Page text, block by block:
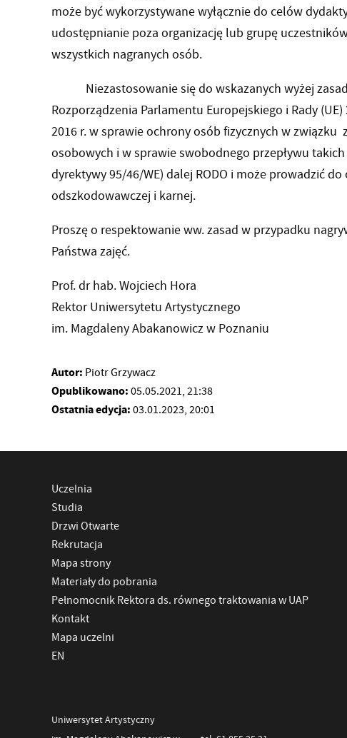
może być wykorzystywane wyłącznie do celów
udostępnianie poza organizację lub grupę
wszystkich nagranych osób.
Niezastosowanie się do wskazanych wyżej zasad
Rozporządzenia Parlamentu Europejskiego i Rady
2016 r. w sprawie ochrony osób fizycznych w związku
osobowych i w sprawie swobodnego przepływu
dyrektywy 95/46/WE) dalej RODO i może prowadzić
odszkodowawczej i karnej.
Proszę o respektowanie ww. zasad w przypadku
Państwa zajęć.
Prof. dr hab. Wojciech Hora
Rektor Uniwersytetu Artystycznego
im. Magdaleny Abakanowicz w Poznaniu
Autor: Piotr Grzywacz
Opublikowano: 05.05.2021, 21:38
Ostatnia edycja: 03.01.2023, 20:01
Uczelnia
Studia
Drzwi Otwarte
Rekrutacja
Mapa strony
Materiały do pobrania
Pełnomocnik Rektora ds. równego traktowania w UAP
Kontakt
Mapa uczelni
EN
Uniwersytet Artystyczny